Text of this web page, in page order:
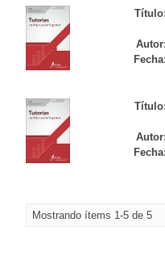
Mostrando ítems 1-5 de 5